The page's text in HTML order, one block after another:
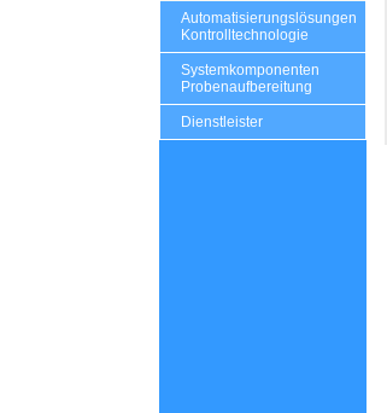
Automatisierungslösungen
Kontrolltechnologie
Systemkomponenten
Probenaufbereitung
Dienstleister